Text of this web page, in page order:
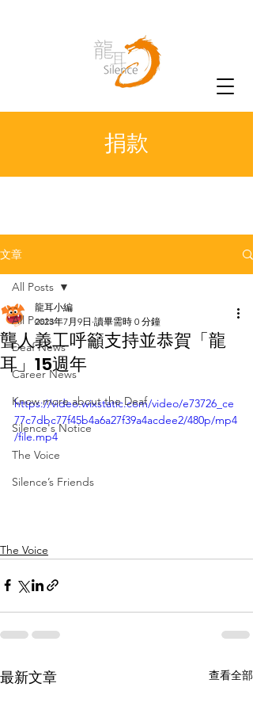
捐款
文章
All Posts
Deaf News
Career News
Know more about the Deaf
Silence's Notice
The Voice
Silence’s Friends
All Posts
聾人義工呼籲支持並恭賀「龍
耳」15週年
龍耳小編
2023年7月9日 讀畢需時 0 分鐘
https://video.wixstatic.com/video/e73726_ce
77c7dbc77f45b4a6a27f39a4acdee2/480p/mp4
/file.mp4
The Voice
最新文章 查看全部